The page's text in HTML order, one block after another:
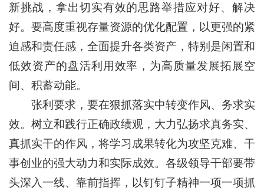
新挑战，拿出切实有效的思路举措应对好、解决
好。要高度重视存量资源的优化配置，以更强的紧
迫感和责任感，全面提升各类资产，特别是闲置和
低效资产的盘活利用效率，为高质量发展拓展空
间、积蓄动能。
张利要求，要在狠抓落实中转变作风、务求实
效。树立和践行正确政绩观，大力弘扬求真务实、
真抓实干的作风，将学习成果转化为攻坚克难、干
事创业的强大动力和实际成效。各级领导干部要带
头深入一线、靠前指挥，以钉钉子精神一项一项抓